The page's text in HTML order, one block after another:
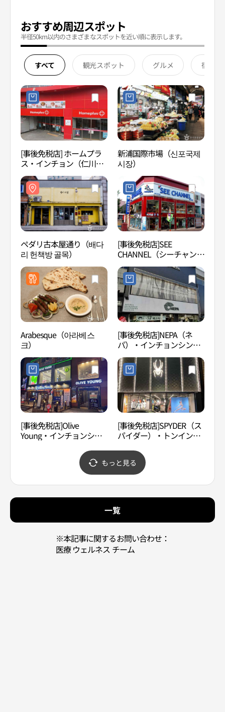
おすすめ周辺スポット
半径50km以内のさまざまなスポットを近い順に表示します。
すべて 観光スポット グルメ 宿泊
[事後免税店] ホームプラ
ス・インチョン（仁川）
店(홈플러스 인천숭의점)
新浦国際市場（신포국제
시장）
ペダリ古本屋通り（배다
리 헌책방 골목）
[事後免税店]SEE
CHANNEL（シーチャンネ
ル）眼鏡・トンインチョ
ン（東仁川）店(씨채널안
경 동인천점)
Arabesque（아라베스
크）
[事後免税店]NEPA（ネ
パ）・インチョンシンポ
（仁川新浦）店(네파 인천
신포점)
[事後免税店]Olive
Young・インチョンシン
[事後免税店]SPYDER（ス
パイダー）・トンインチ
더 동인천점)
もっと見る
一覧
※本記事に関するお問い合わせ：
医療 ウェルネス チーム